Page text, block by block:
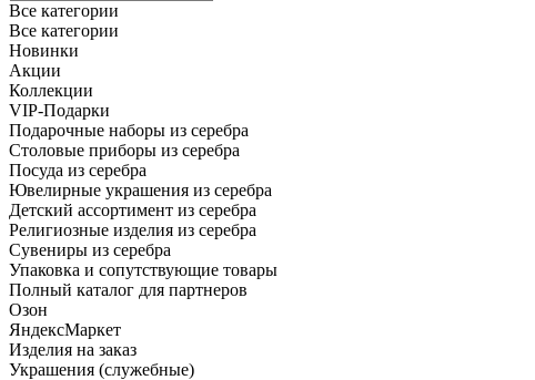
Все категории
Все категории
Новинки
Акции
Коллекции
VIP-Подарки
Подарочные наборы из серебра
Столовые приборы из серебра
Посуда из серебра
Ювелирные украшения из серебра
Детский ассортимент из серебра
Религиозные изделия из серебра
Сувениры из серебра
Упаковка и сопутствующие товары
Полный каталог для партнеров
Озон
ЯндексМаркет
Изделия на заказ
Украшения (служебные)